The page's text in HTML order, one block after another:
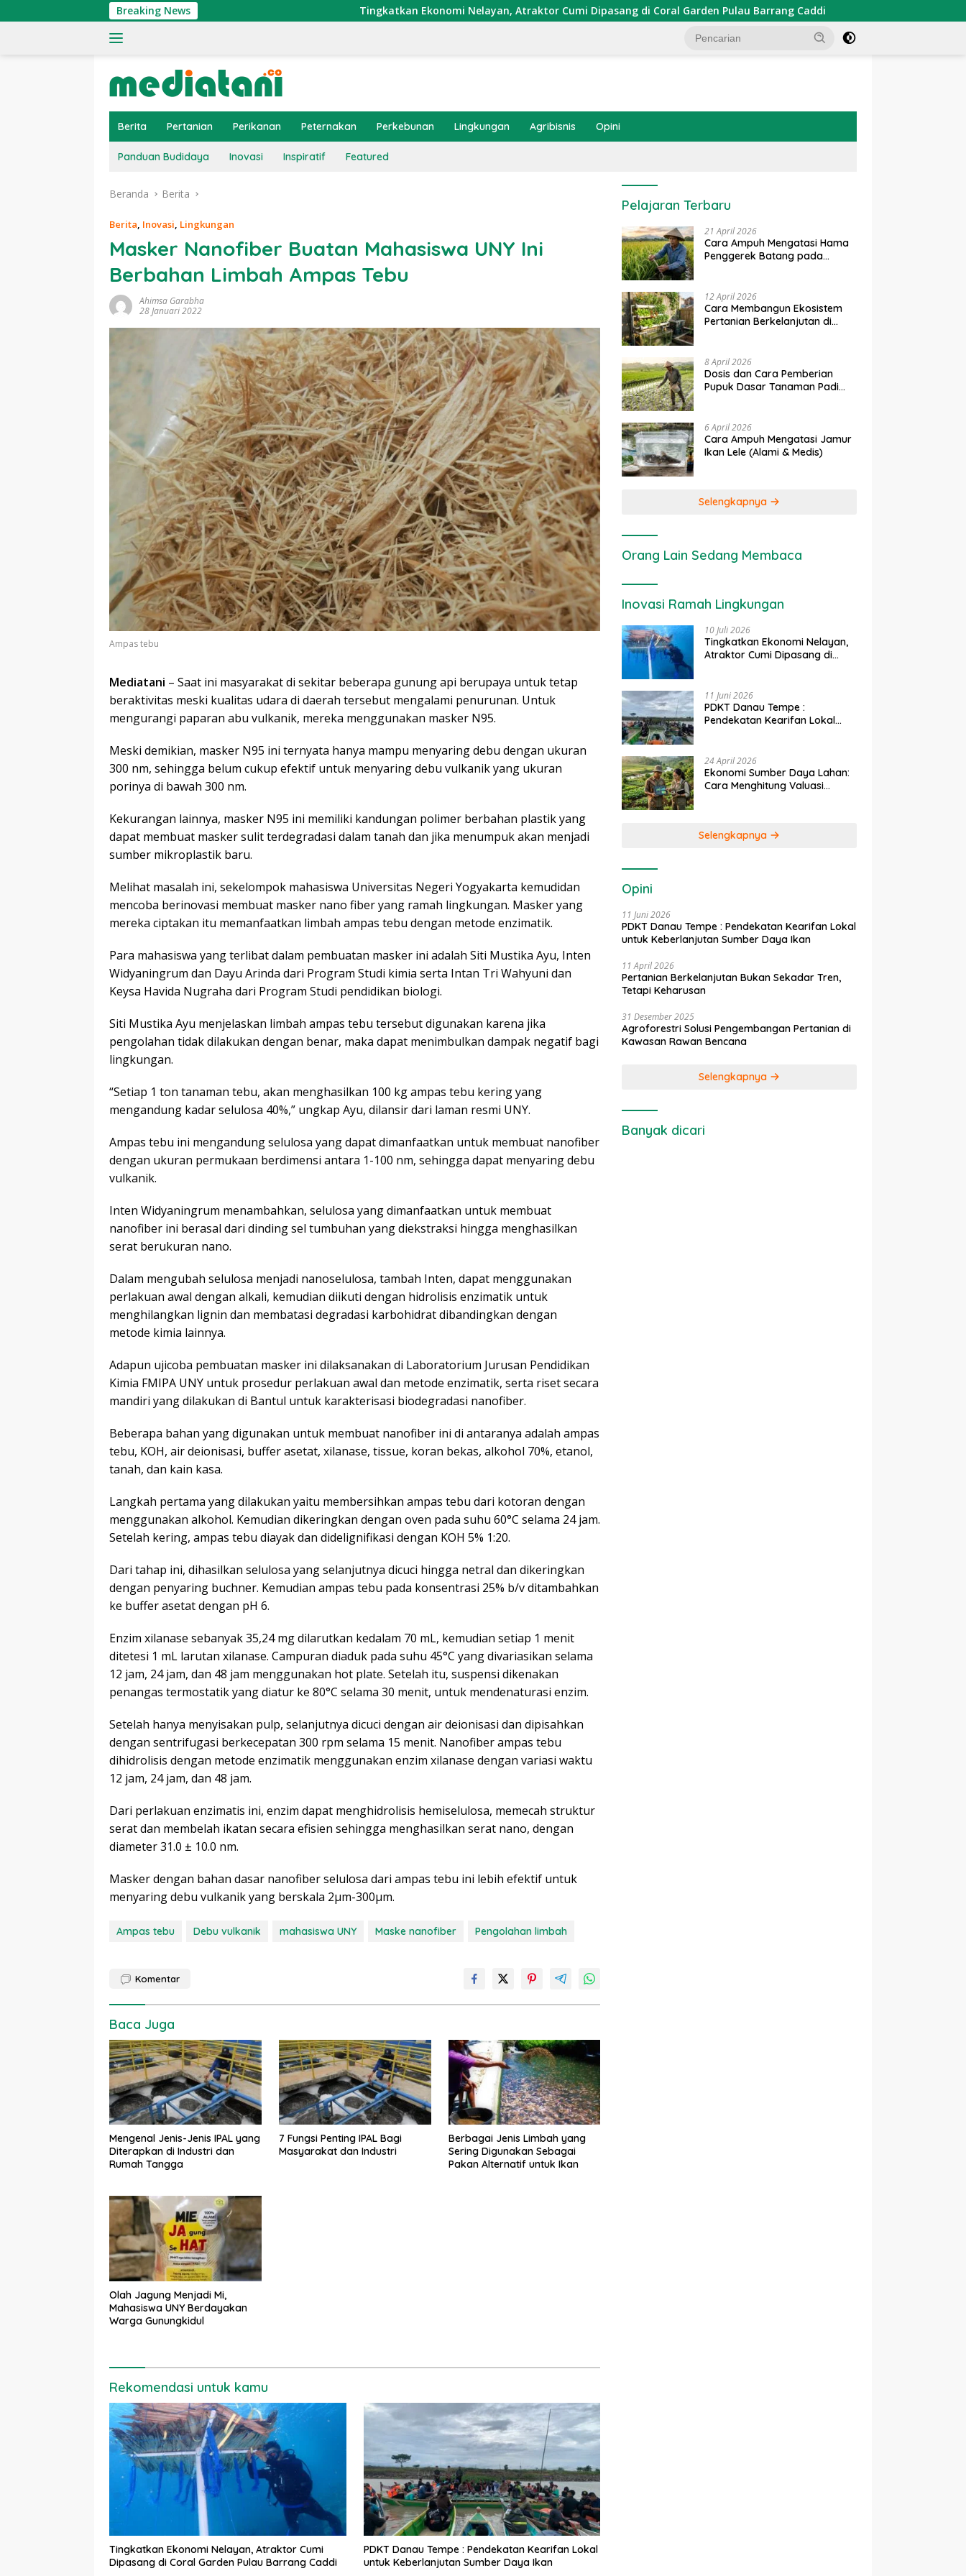
ke
Breaking News Tingkatkan Ekonomi Nelayan, Atraktor Cumi Dipasang di Coral Garden Pulau Barrang Caddi PDKT Danau Tempe : Pendekatan
Berita Pertanian Perikanan Peternakan Perkebunan Lingkungan Agribisnis Opini
Panduan Budidaya Inovasi Inspiratif Featured
Beranda Berita
Berita, Inovasi, Lingkungan
Masker Nanofiber Buatan Mahasiswa UNY Ini
Berbahan Limbah Ampas Tebu
Ahimsa Garabha
28 Januari 2022
Ampas tebu
Mediatani – Saat ini masyarakat di sekitar beberapa gunung api berupaya untuk tetap
beraktivitas meski kualitas udara di daerah tersebut mengalami penurunan. Untuk
mengurangi paparan abu vulkanik, mereka menggunakan masker N95.
Meski demikian, masker N95 ini ternyata hanya mampu menyaring debu dengan ukuran
300 nm, sehingga belum cukup efektif untuk menyaring debu vulkanik yang ukuran
porinya di bawah 300 nm.
Kekurangan lainnya, masker N95 ini memiliki kandungan polimer berbahan plastik yang
dapat membuat masker sulit terdegradasi dalam tanah dan jika menumpuk akan menjadi
sumber mikroplastik baru.
Melihat masalah ini, sekelompok mahasiswa Universitas Negeri Yogyakarta kemudidan
mencoba berinovasi membuat masker nano fiber yang ramah lingkungan. Masker yang
mereka ciptakan itu memanfaatkan limbah ampas tebu dengan metode enzimatik.
Para mahasiswa yang terlibat dalam pembuatan masker ini adalah Siti Mustika Ayu, Inten
Widyaningrum dan Dayu Arinda dari Program Studi kimia serta Intan Tri Wahyuni dan
Keysa Havida Nugraha dari Program Studi pendidikan biologi.
Siti Mustika Ayu menjelaskan limbah ampas tebu tersebut digunakan karena jika
pengolahan tidak dilakukan dengan benar, maka dapat menimbulkan dampak negatif bagi
lingkungan.
“Setiap 1 ton tanaman tebu, akan menghasilkan 100 kg ampas tebu kering yang
mengandung kadar selulosa 40%,” ungkap Ayu, dilansir dari laman resmi UNY.
Ampas tebu ini mengandung selulosa yang dapat dimanfaatkan untuk membuat nanofiber
dengan ukuran permukaan berdimensi antara 1-100 nm, sehingga dapat menyaring debu
vulkanik.
Inten Widyaningrum menambahkan, selulosa yang dimanfaatkan untuk membuat
nanofiber ini berasal dari dinding sel tumbuhan yang diekstraksi hingga menghasilkan
serat berukuran nano.
Dalam mengubah selulosa menjadi nanoselulosa, tambah Inten, dapat menggunakan
perlakuan awal dengan alkali, kemudian diikuti dengan hidrolisis enzimatik untuk
menghilangkan lignin dan membatasi degradasi karbohidrat dibandingkan dengan
metode kimia lainnya.
Adapun ujicoba pembuatan masker ini dilaksanakan di Laboratorium Jurusan Pendidikan
Kimia FMIPA UNY untuk prosedur perlakuan awal dan metode enzimatik, serta riset secara
mandiri yang dilakukan di Bantul untuk karakterisasi biodegradasi nanofiber.
Beberapa bahan yang digunakan untuk membuat nanofiber ini di antaranya adalah ampas
tebu, KOH, air deionisasi, buffer asetat, xilanase, tissue, koran bekas, alkohol 70%, etanol,
tanah, dan kain kasa.
Langkah pertama yang dilakukan yaitu membersihkan ampas tebu dari kotoran dengan
menggunakan alkohol. Kemudian dikeringkan dengan oven pada suhu 60°C selama 24 jam.
Setelah kering, ampas tebu diayak dan didelignifikasi dengan KOH 5% 1:20.
Dari tahap ini, dihasilkan selulosa yang selanjutnya dicuci hingga netral dan dikeringkan
dengan penyaring buchner. Kemudian ampas tebu pada konsentrasi 25% b/v ditambahkan
ke buffer asetat dengan pH 6.
Enzim xilanase sebanyak 35,24 mg dilarutkan kedalam 70 mL, kemudian setiap 1 menit
ditetesi 1 mL larutan xilanase. Campuran diaduk pada suhu 45°C yang divariasikan selama
12 jam, 24 jam, dan 48 jam menggunakan hot plate. Setelah itu, suspensi dikenakan
penangas termostatik yang diatur ke 80°C selama 30 menit, untuk mendenaturasi enzim.
Setelah hanya menyisakan pulp, selanjutnya dicuci dengan air deionisasi dan dipisahkan
dengan sentrifugasi berkecepatan 300 rpm selama 15 menit. Nanofiber ampas tebu
dihidrolisis dengan metode enzimatik menggunakan enzim xilanase dengan variasi waktu
12 jam, 24 jam, dan 48 jam.
Dari perlakuan enzimatis ini, enzim dapat menghidrolisis hemiselulosa, memecah struktur
serat dan membelah ikatan secara efisien sehingga menghasilkan serat nano, dengan
diameter 31.0 ± 10.0 nm.
Masker dengan bahan dasar nanofiber selulosa dari ampas tebu ini lebih efektif untuk
menyaring debu vulkanik yang berskala 2µm-300µm.
Ampas tebu Debu vulkanik mahasiswa UNY Maske nanofiber Pengolahan limbah
Komentar
Baca Juga
Mengenal Jenis-Jenis IPAL yang
Diterapkan di Industri dan
Rumah Tangga
7 Fungsi Penting IPAL Bagi
Masyarakat dan Industri
Berbagai Jenis Limbah yang
Sering Digunakan Sebagai
Pakan Alternatif untuk Ikan
Olah Jagung Menjadi Mi,
Mahasiswa UNY Berdayakan
Warga Gunungkidul
Rekomendasi untuk kamu
Tingkatkan Ekonomi Nelayan, Atraktor Cumi
Dipasang di Coral Garden Pulau Barrang Caddi
PDKT Danau Tempe : Pendekatan Kearifan Lokal
untuk Keberlanjutan Sumber Daya Ikan
Pelajaran Terbaru
21 April 2026
Cara Ampuh Mengatasi Hama
Penggerek Batang pada
12 April 2026
Cara Membangun Ekosistem
Pertanian Berkelanjutan di
8 April 2026
Dosis dan Cara Pemberian
Pupuk Dasar Tanaman Padi
6 April 2026
Cara Ampuh Mengatasi Jamur
Ikan Lele (Alami & Medis)
Selengkapnya
Orang Lain Sedang Membaca
Inovasi Ramah Lingkungan
10 Juli 2026
Tingkatkan Ekonomi Nelayan,
Atraktor Cumi Dipasang di
11 Juni 2026
PDKT Danau Tempe :
Pendekatan Kearifan Lokal
24 April 2026
Ekonomi Sumber Daya Lahan:
Cara Menghitung Valuasi
Selengkapnya
Opini
11 Juni 2026
PDKT Danau Tempe : Pendekatan Kearifan Lokal
untuk Keberlanjutan Sumber Daya Ikan
11 April 2026
Pertanian Berkelanjutan Bukan Sekadar Tren,
Tetapi Keharusan
31 Desember 2025
Agroforestri Solusi Pengembangan Pertanian di
Kawasan Rawan Bencana
Selengkapnya
Banyak dicari